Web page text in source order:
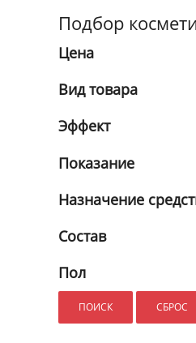
Подбор
Цена
Вид товара
Эффект
Показание
Назначение
Состав
Пол